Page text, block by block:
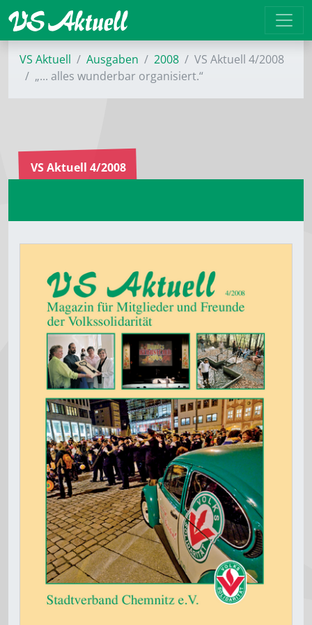
VS Aktuell Ausgaben 2008
VS Aktuell 4/2008
„... alles wunderbar organisiert.“
VS Aktuell 4/2008